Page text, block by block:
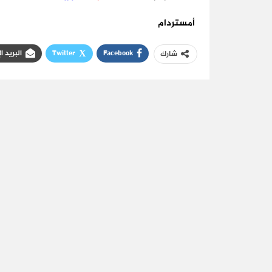
أمستردام
شارك Facebook
Twitter البريد